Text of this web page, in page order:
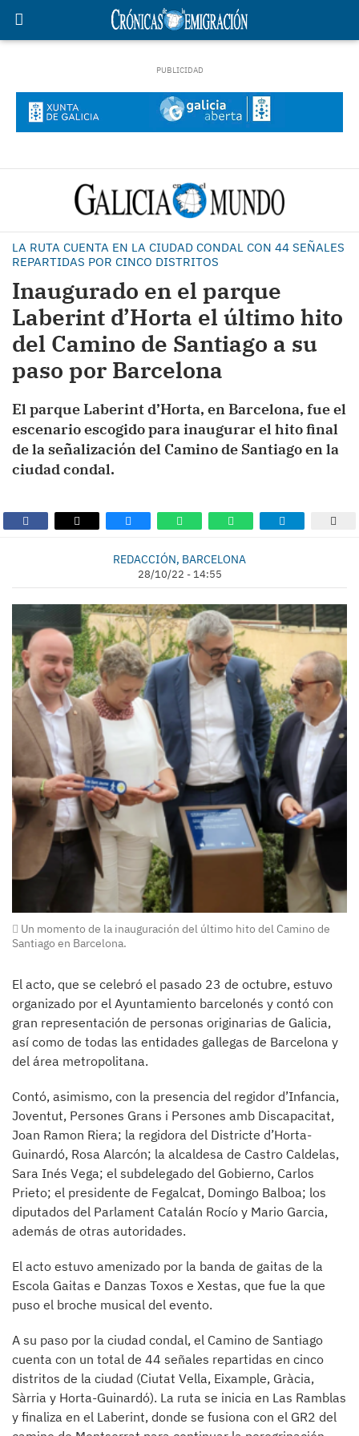
LA RUTA CUENTA EN LA CIUDAD CONDAL CON 44 SEÑALES
REPARTIDAS POR CINCO DISTRITOS
Inaugurado en el parque
Laberint d’Horta el último hito
del Camino de Santiago a su
paso por Barcelona
El parque Laberint d’Horta, en Barcelona, fue el
escenario escogido para inaugurar el hito final
de la señalización del Camino de Santiago en la
ciudad condal.
REDACCIÓN, BARCELONA
28/10/22 - 14:55
Un momento de la inauguración del último hito del Camino de
Santiago en Barcelona.
El acto, que se celebró el pasado 23 de octubre, estuvo
organizado por el Ayuntamiento barcelonés y contó con
gran representación de personas originarias de Galicia,
así como de todas las entidades gallegas de Barcelona y
del área metropolitana.
Contó, asimismo, con la presencia del regidor d’Infancia,
Joventut, Persones Grans i Persones amb Discapacitat,
Joan Ramon Riera; la regidora del Districte d’Horta-
Guinardó, Rosa Alarcón; la alcaldesa de Castro Caldelas,
Sara Inés Vega; el subdelegado del Gobierno, Carlos
Prieto; el presidente de Fegalcat, Domingo Balboa; los
diputados del Parlament Catalán Rocío y Mario Garcia,
además de otras autoridades.
El acto estuvo amenizado por la banda de gaitas de la
Escola Gaitas e Danzas Toxos e Xestas, que fue la que
puso el broche musical del evento.
A su paso por la ciudad condal, el Camino de Santiago
cuenta con un total de 44 señales repartidas en cinco
distritos de la ciudad (Ciutat Vella, Eixample, Gràcia,
Sàrria y Horta-Guinardó). La ruta se inicia en Las Ramblas
y finaliza en el Laberint, donde se fusiona con el GR2 del